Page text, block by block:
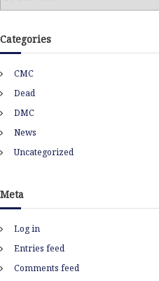
h
e
s
Categories
CMC
Dead
DMC
News
Uncategorized
Meta
Log in
Entries feed
Comments feed